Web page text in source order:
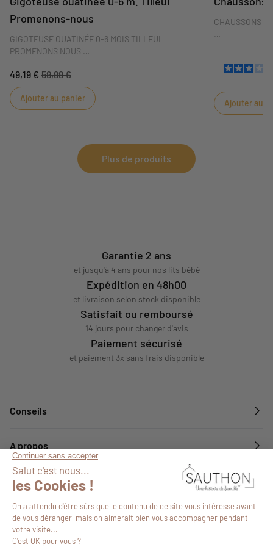
Promenons-nous
GIGOTEUSE OUATINÉE 0-6 MOIS TILLEUL
PROMENONS NOUS
Craquez pour la gigoteuse Promenons nous Tilleul,
une couleur tendance et fraîche qui raviront aussi
bien les petites filles que les petits garçons. Ses
motifs délicats inspirés de la fôret apportent style
49,19 € 59,99 €
Ajouter au panier
CHAUSSONS
cerf. Les
Taille unique
Ajouter au
Plus de produits
Garantie 2 ans
et jusqu'à 4 ans pour nos lits bébé
Expédition en 48h00
et livraison selon stock disponible
Satisfait ou remboursé
14 jours pour changer d'avis
Paiement sécurisé
et paiement 3x sans frais disponible
Conseils
A propos
Services
Suivez-nous